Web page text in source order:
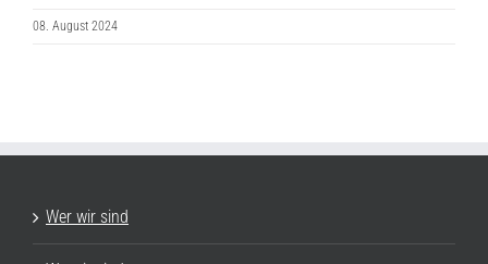
08. August 2024
Wer wir sind